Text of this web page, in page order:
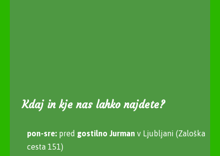
Kdaj in kje nas lahko najdete?
pon-sre: pred gostilno Jurman v Ljubljani (Zaloška
cesta 151)